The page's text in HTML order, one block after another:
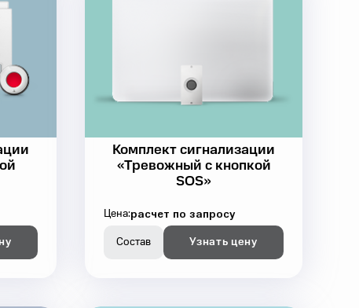
Комплект сигнализации
«Тревожный с кнопкой
SOS»
Цена:расчет по запросу
Состав Узнать цену